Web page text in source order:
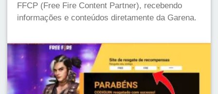
FFCP (Free Fire Content Partner), recebendo
informações e conteúdos diretamente da Garena.